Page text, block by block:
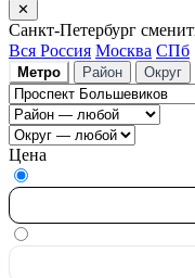
✕
Санкт-Петербург
Вся Россия Москва СПб
Метро Район Округ
Цена